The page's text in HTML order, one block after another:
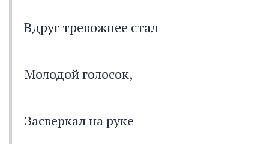
Вдруг тревожнее стал
Молодой голосок,
Засверкал на руке